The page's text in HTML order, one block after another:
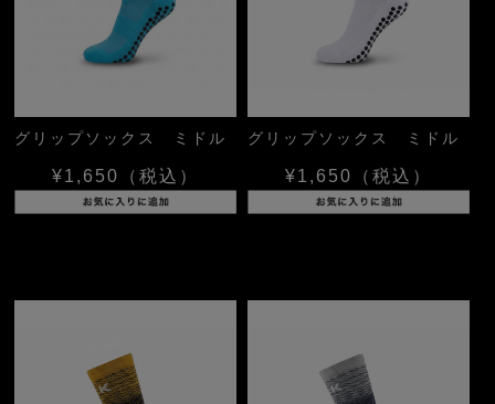
グリップソックス ミドル
¥1,650 （税込）
グリップソックス ミドル
¥1,650 （税込）